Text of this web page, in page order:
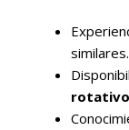
similares.